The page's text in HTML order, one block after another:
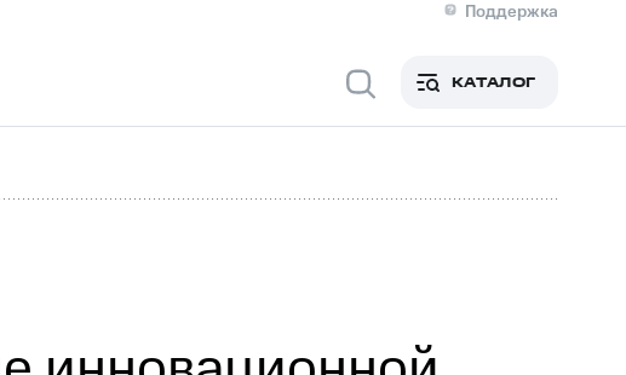
Поддержка
Медиа-центр
КонтактыНовости в регионе
Контроль и аудитРынок акций
КАТАЛОГ